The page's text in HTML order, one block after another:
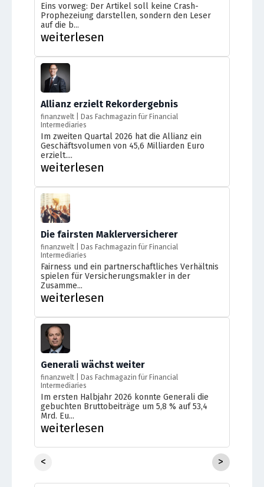
Eins vorweg: Der Artikel soll keine Crash-
Prophezeiung darstellen, sondern den Leser
auf die b...
weiterlesen
Allianz erzielt Rekordergebnis
finanzwelt | Das Fachmagazin für Financial
Intermediaries
Im zweiten Quartal 2026 hat die Allianz ein
Geschäftsvolumen von 45,6 Milliarden Euro
erzielt....
weiterlesen
Die fairsten Maklerversicherer
finanzwelt | Das Fachmagazin für Financial
Intermediaries
Fairness und ein partnerschaftliches Verhältnis
spielen für Versicherungsmakler in der
Zusamme...
weiterlesen
Generali wächst weiter
finanzwelt | Das Fachmagazin für Financial
Intermediaries
Im ersten Halbjahr 2026 konnte Generali die
gebuchten Bruttobeiträge um 5,8 % auf 53,4
Mrd. Eu...
weiterlesen
< >